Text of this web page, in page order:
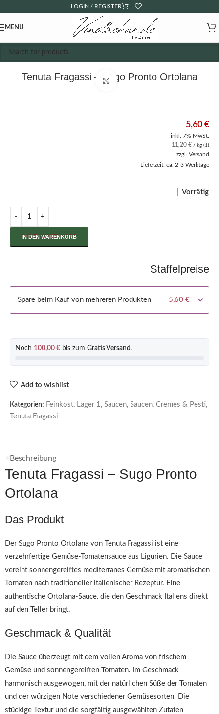
LOGIN / REGISTER
MENU
Tenuta Fragassi – Sugo Pronto Ortolana
Click to enlarge
5,60 €
inkl. 7% MwSt.
11,20 € / kg (1)
zzgl. Versand
Lieferzeit: ca. 2-3 Werktage
Vorrätig
IN DEN WARENKORB
Staffelpreise
Spare beim Kauf von mehreren Produkten 5,60 €
Noch 100,00 € bis zum Gratis Versand .
Add to wishlist
Kategorien: Feinkost, Lager 1, Saucen, Saucen, Cremes & Pesti,
Tenuta Fragassi
Beschreibung
Tenuta Fragassi – Sugo Pronto
Ortolana
Das Produkt
Der Sugo Pronto Ortolana von Tenuta Fragassi ist eine
verzehrfertige Gemüse-Tomatensauce aus Ligurien. Die Sauce
vereint sonnengereiftes mediterranes Gemüse mit aromatischen
Tomaten nach traditioneller italienischer Rezeptur. Eine
authentische Ortolana-Sauce, die den Geschmack Italiens direkt
auf den Teller bringt.
Geschmack & Qualität
Die Sauce überzeugt mit dem vollen Aroma von frischem
Gemüse und sonnengereiften Tomaten. Im Geschmack
harmonisch ausgewogen, mit der natürlichen Süße der Tomaten
und der würzigen Note verschiedener Gemüsesorten. Die
stückige Textur und die sorgfältig ausgewählten Zutaten